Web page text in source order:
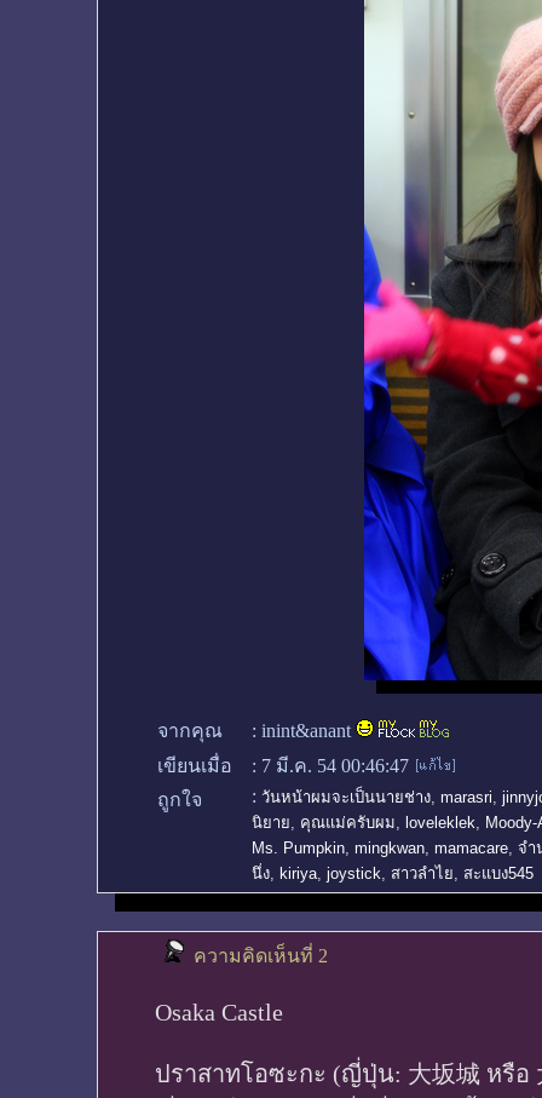
จากคุณ : inint&anant
เขียนเมื่อ
: 7 มี.ค. 54 00:46:47
ถูกใจ
: วันหน้าผมจะเป็นนายช่าง, marasri,
นิยาย, คุณแม่ครับผม, loveleklek, Moody-
Ms. Pumpkin, mingkwan, mamacare, จำ
นึ่ง, kiriya, joystick, สาวลำไย, สะแบง545
ความคิดเห็นที่ 2
Osaka Castle
ปราสาทโอซะกะ (ญี่ปุ่น: 大坂城 หรือ